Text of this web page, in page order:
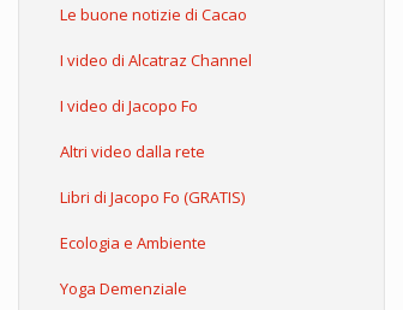
Le buone notizie di Cacao
I video di Alcatraz Channel
I video di Jacopo Fo
Altri video dalla rete
Libri di Jacopo Fo (GRATIS)
Ecologia e Ambiente
Yoga Demenziale